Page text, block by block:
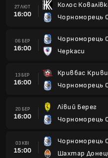
27 ЛЮТ
16:00
Колос
Чорноморець
06 БЕР
16:00
Чорноморець
Черкаси
13 БЕР
16:00
Кривбас
Чорноморець
20 БЕР
16:00
Лівий Берег
Чорноморець
03 КВІ
15:00
Чорноморець
Шахтар